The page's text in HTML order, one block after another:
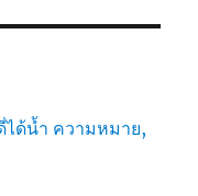
ได้น้ำ ความหมาย,